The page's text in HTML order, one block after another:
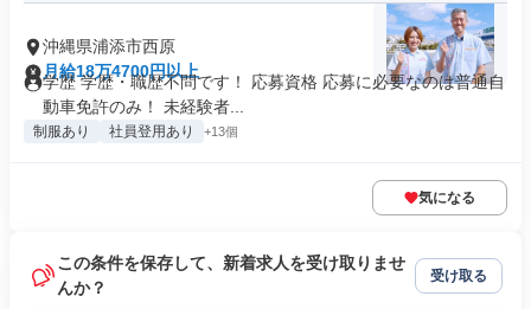
沖縄県浦添市西原
月給18万4700円以上
学歴 学歴・職歴不問です！ 応募資格 応募に必要なのは普通自
動車免許のみ！ 未経験者...
制服あり 社員登用あり +13個
気になる
この条件を保存して、新着求人を受け取りませ
んか？
受け取る